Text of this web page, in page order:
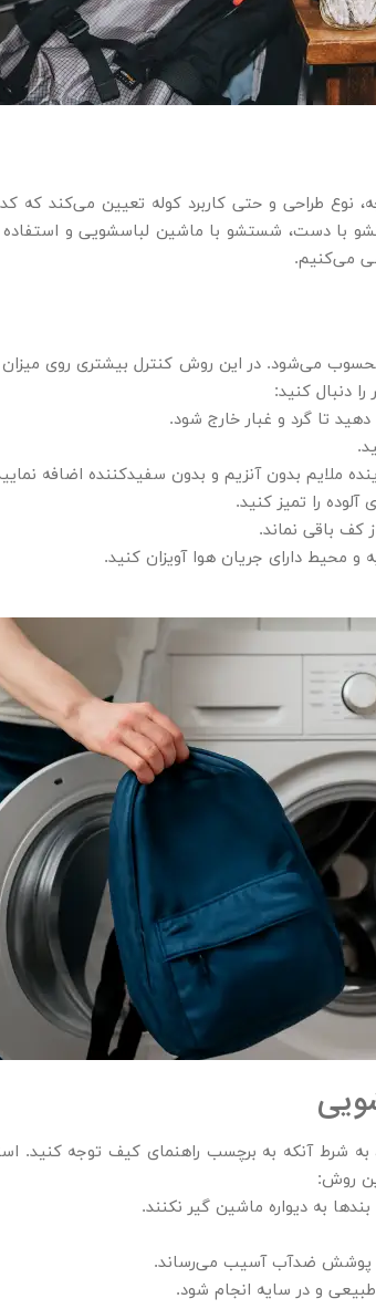
طراحی و حتی کاربرد کوله تعیین می‌کند که
با دست، شستشو با ماشین لباسشویی و
می‌کنیم.
می‌شود. در این روش کنترل بیشتری روی میزان
دنبال کنید:
تا گرد و غبار خارج شود.
ملایم بدون آنزیم و بدون سفیدکننده اضافه
را تمیز کنید.
کف باقی نماند.
محیط دارای جریان هوا آویزان کنید.
شرط آنکه به برچسب راهنمای کیف توجه کنید.
روش:
به دیواره ماشین گیر نکنند.
و پوشش ضدآب آسیب می‌رساند.
و در سایه انجام شود.